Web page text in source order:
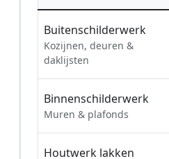
Buitenschilderwerk
Kozijnen, deuren &
daklijsten
Binnenschilderwerk
Muren & plafonds
Houtwerk lakken